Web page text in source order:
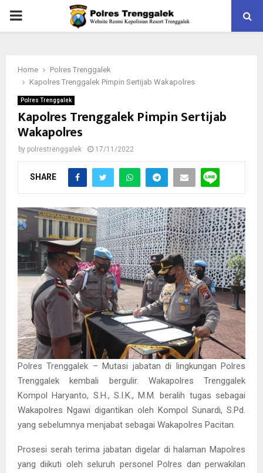
PRIMARY
Home
Polres Trenggalek
Kapolres Trenggalek Pimpin Sertijab Wakapolres
Polres Trenggalek
Kapolres Trenggalek Pimpin Sertijab
Wakapolres
by polrestrenggalek 17/11/2022
SHARE
Polres Trenggalek – Mutasi jabatan di lingkungan Polres
Trenggalek kembali bergulir. Wakapolres Trenggalek
Kompol Haryanto, S.H., S.I.K., M.M. beralih tugas sebagai
Wakapolres Ngawi digantikan oleh Kompol Sunardi, S.Pd.
yang sebelumnya menjabat sebagai Wakapolres Pacitan.
Prosesi serah terima jabatan digelar di halaman Mapolres
yang diikuti oleh seluruh personel Polres dan perwakilan